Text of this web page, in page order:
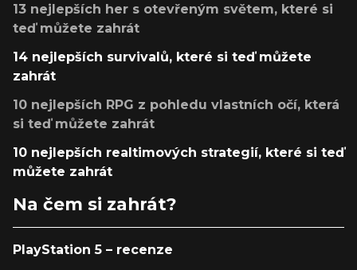
13 nejlepších her s otevřeným světem, které si
teď můžete zahrát
14 nejlepších survivalů, které si teď můžete
zahrát
10 nejlepších RPG z pohledu vlastních očí, která
si teď můžete zahrát
10 nejlepších realtimových strategií, které si teď
můžete zahrát
Na čem si zahrát?
PlayStation 5 – recenze